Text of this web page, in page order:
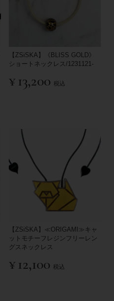
【ZSiSKA】《BLISS GOLD》
ショートネックレス/1231121-
¥ 13,200 税込
【ZSiSKA】≪ORIGAMI≫キャ
ットモチーフレジンフリーレン
グスネックレス
¥ 12,100 税込